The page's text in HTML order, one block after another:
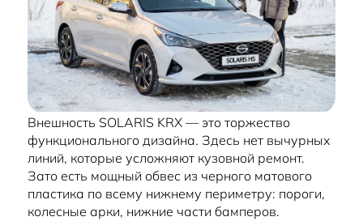
Внешность SOLARIS KRX — это торжество
функционального дизайна. Здесь нет вычурных
линий, которые усложняют кузовной ремонт.
Зато есть мощный обвес из черного матового
пластика по всему нижнему периметру: пороги,
колесные арки, нижние части бамперов.